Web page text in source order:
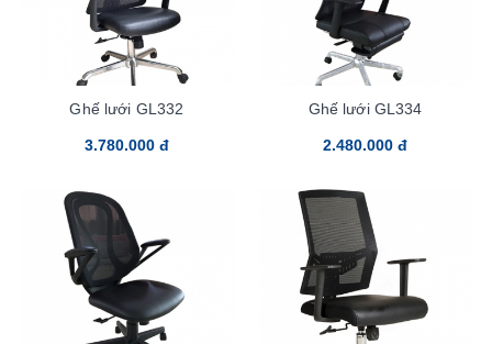
Ghế lưới GL332
3.780.000 đ
Ghế lưới GL334
2.480.000 đ